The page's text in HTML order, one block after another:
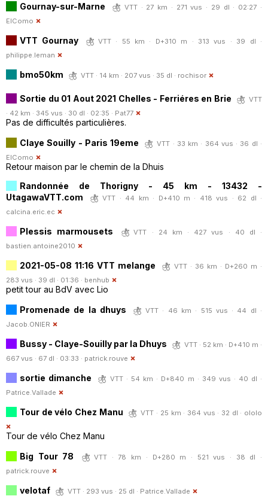
Gournay-sur-Marne
VTT · 27 km · 271 vus · 29 dl · 02:27 ·
ElComo
VTT Gournay
VTT · 55 km · D+310 m · 313 vus · 39 dl ·
philippe.leman
bmo50km VTT · 14 km · 207 vus · 35 dl · rochisor
Sortie du 01 Aout 2021 Chelles - Ferriéres en Brie
VTT
· 42 km · 345 vus · 30 dl · 02:35 · Pat77
Pas de difficultés particulières.
Claye Souilly - Paris 19eme
VTT · 33 km · 364 vus · 36 dl ·
ElComo
Retour maison par le chemin de la Dhuis
Randonnée de Thorigny - 45 km - 13432 -
UtagawaVTT.com
VTT · 44 km · D+410 m · 418 vus · 62 dl ·
calcina.eric.ec
Plessis marmousets
VTT · 24 km · 427 vus · 40 dl ·
bastien.antoine2010
2021-05-08 11:16 VTT melange
VTT · 36 km · D+260 m ·
283 vus · 39 dl · 01:36 · benhub
petit tour au BdV avec Lio
Promenade de la dhuys
VTT · 46 km · 515 vus · 44 dl ·
Jacob.ONIER
Bussy - Claye-Souilly par la Dhuys
VTT · 52 km · D+410 m ·
667 vus · 67 dl · 03:33 · patrick.rouve
sortie dimanche
VTT · 54 km · D+840 m · 349 vus · 40 dl ·
Patrice.Vallade
Tour de vélo Chez Manu VTT · 25 km · 364 vus · 32 dl · ololo
Tour de vélo Chez Manu
Big Tour 78
VTT · 78 km · D+280 m · 521 vus · 38 dl ·
patrick.rouve
velotaf VTT · 293 vus · 25 dl · Patrice.Vallade